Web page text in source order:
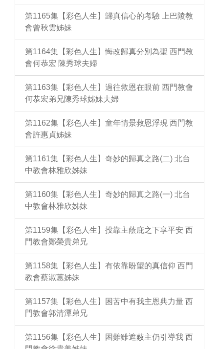
第1165集【彩色人生】歸真信心的考驗 上巴陵教
會曾秋雲姊妹
第1164集【彩色人生】悔改歸真分別為聖 西門教
會何恭宏 陳秀球夫婦
第1163集【彩色人生】過往救恩在眼前 西門教會
何恭宏弟兄陳秀球姊妹夫婦
第1162集【彩色人生】童年情景救恩浮現 西門教
會許惠貞姊妹
第1161集【彩色人生】奇妙的歸真之路(二) 北台
中教會林雅欣姊妹
第1160集【彩色人生】奇妙的歸真之路(一) 北台
中教會林雅欣姊妹
第1159集【彩色人生】投靠主蔭庇之下享平安 西
門教會鄭榮貴弟兄
第1158集【彩色人生】有依靠盼望的真信仰 西門
教會蔡淑蕙姊妹
第1157集【彩色人生】困苦中有我主恩典力量 西
門教會郭清潭弟兄
第1156集【彩色人生】困難雖遮蔽主仍引導我 西